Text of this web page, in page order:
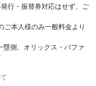
行・振替券対応はせず、ご
ご本人様のみ一般料金より
側、オリックス・バファ